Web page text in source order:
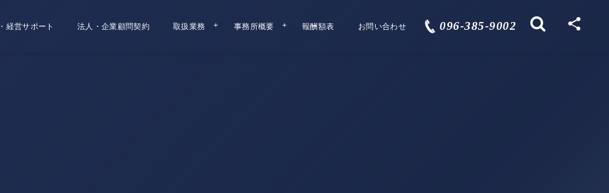
経営サポート 法人・企業顧問契約 取扱業務 事務所概要 報酬額表 お問い合わせ 096-385-9002